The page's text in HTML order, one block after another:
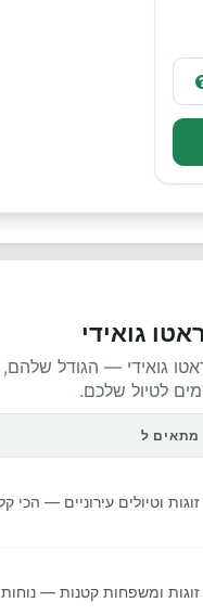
גואידי
גואידי — הגודל
לטיול שלכם.
מתאים ל
זוגות וטיולים עירוניים — הכי
זוגות ומשפחות קטנות — נוחות